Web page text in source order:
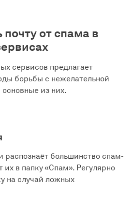
от спама в
сервисов предлагает
борьбы с нежелательной
из них.
распознаёт большинство спам-
в папку «Спам». Регулярно
на случай ложных